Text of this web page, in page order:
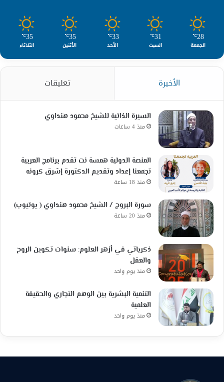
28
℃
الجمعة
31
℃
السبت
33
℃
الأحد
35
℃
الأثنين
35
℃
الثلاثاء
الأخيرة تعليقات
السيرة الذاتية للشيخ محمود هنداوي
منذ 4 ساعات
المنصة الدولية همسة نت تقدم برنامج العربية
تجمعنا إعداد وتقديم الدكتورة إشرق كرونه
منذ 18 ساعة
سورة البروج / الشيخ محمود هنداوي ( يوتيوب)
منذ 20 ساعة
ذكرياتي في أزهر العلوم: سنوات تكوين الروح
والعقل
منذ يوم واحد
التنمية البشرية بين الوهم التجاري والحقيقة
العلمية
منذ يوم واحد